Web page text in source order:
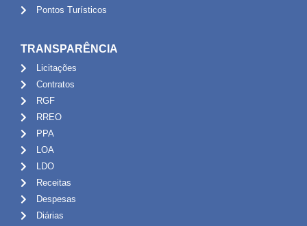
Pontos Turísticos
TRANSPARÊNCIA
Licitações
Contratos
RGF
RREO
PPA
LOA
LDO
Receitas
Despesas
Diárias